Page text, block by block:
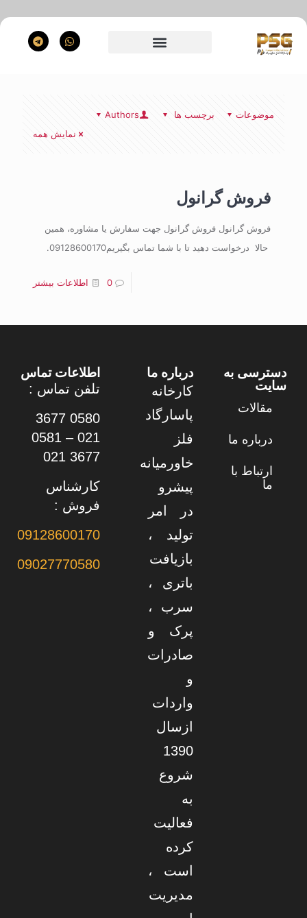
موضوعات برچسب ها
Authors
نمایش همه
فروش گرانول
فروش گرانول فروش گرانول جهت سفارش یا مشاوره، همین
حالا درخواست دهید تا با شما تماس بگیریم09128600170.
0 اطلاعات بیشتر
دسترسی به
سایت
مقالات
درباره ما
ارتباط با
ما
درباره ما
کارخانه
پاسارگاد
فلز
خاورمیانه
پیشرو
در امر
تولید ،
بازیافت
باتری ،
سرب ،
پرک و
صادرات
و
واردات
ازسال
1390
شروع
به
فعالیت
کرده
است ،
مدیریت
اطلاعات تماس
تلفن تماس :
0580 3677
021 – 0581
3677 021
کارشناس
فروش :
09128600170
09027770580